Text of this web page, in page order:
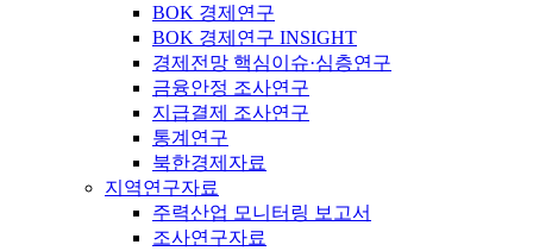
BOK 경제연구
BOK 경제연구 INSIGHT
경제전망 핵심이슈·심층연구
금융안정 조사연구
지급결제 조사연구
통계연구
북한경제자료
지역연구자료
주력산업 모니터링 보고서
조사연구자료